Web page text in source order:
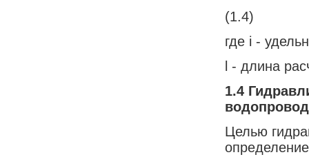
(1.4)
где i -
l - длина
1.4
Целью